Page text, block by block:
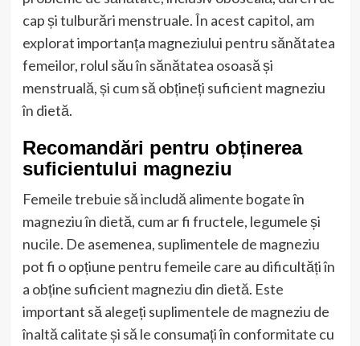
cap și tulburări menstruale. În acest capitol, am
explorat importanța magneziului pentru sănătatea
femeilor, rolul său în sănătatea osoasă și
menstruală, și cum să obțineți suficient magneziu
în dietă.
Recomandări pentru obținerea
suficientului magneziu
Femeile trebuie să includă alimente bogate în
magneziu în dietă, cum ar fi fructele, legumele și
nucile. De asemenea, suplimentele de magneziu
pot fi o opțiune pentru femeile care au dificultăți în
a obține suficient magneziu din dietă. Este
important să alegeți suplimentele de magneziu de
înaltă calitate și să le consumați în conformitate cu